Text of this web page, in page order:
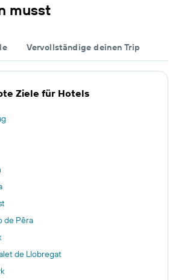
musst
Vervollständige deinen Trip
Ziele für Hotels
de Pêra
de Llobregat